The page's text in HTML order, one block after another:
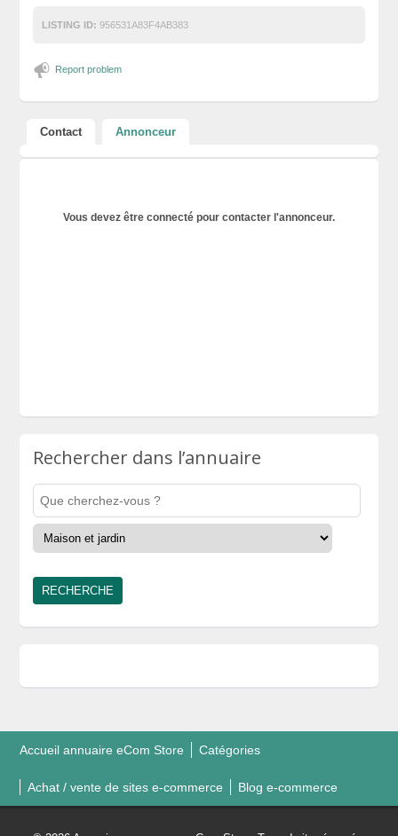
LISTING ID: 956531A83F4AB383
Report problem
Contact Annonceur
Vous devez être connecté pour contacter l'annonceur.
Rechercher dans l’annuaire
Accueil annuaire eCom Store Catégories
Achat / vente de sites e-commerce Blog e-commerce